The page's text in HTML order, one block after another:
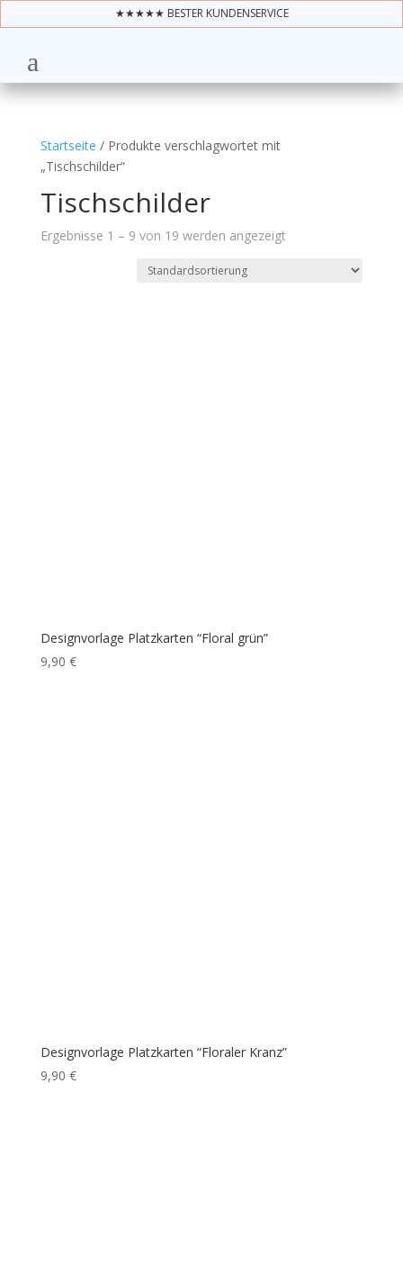
★★★★★ BESTER KUNDENSERVICE
Startseite / Produkte verschlagwortet mit
„Tischschilder“
Tischschilder
Ergebnisse 1 – 9 von 19 werden angezeigt
Designvorlage Platzkarten “Floral grün”
9,90 €
Designvorlage Platzkarten “Floraler Kranz”
9,90 €